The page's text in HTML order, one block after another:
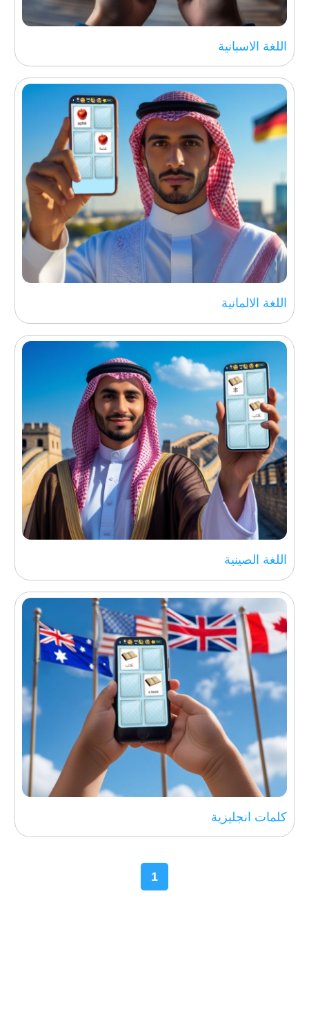
اللغة الاسبانية
اللغة الالمانية
اللغة الصينية
كلمات انجليزية
1